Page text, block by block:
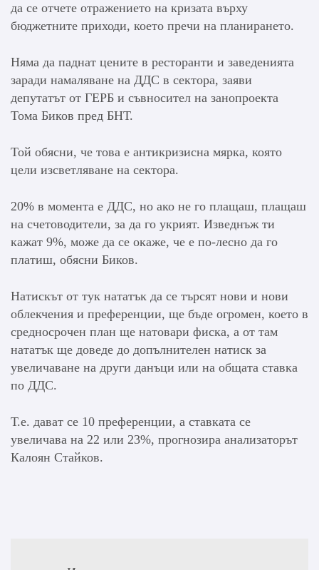
да се отчете отражението на кризата върху
бюджетните приходи, което пречи на планирането.
Няма да паднат цените в ресторанти и заведенията
заради намаляване на ДДС в сектора, заяви
депутатът от ГЕРБ и съвносител на занопроекта
Тома Биков пред БНТ.
Той обясни, че това е антикризисна мярка, която
цели изсветляване на сектора.
20% в момента е ДДС, но ако не го плащаш, плащаш
на счетоводители, за да го укрият. Изведнъж ти
кажат 9%, може да се окаже, че е по-лесно да го
платиш, обясни Биков.
Натискът от тук нататък да се търсят нови и нови
облекчения и преференции, ще бъде огромен, което в
средносрочен план ще натовари фиска, а от там
нататък ще доведе до допълнителен натиск за
увеличаване на други данъци или на общата ставка
по ДДС.
Т.е. дават се 10 преференции, а ставката се
увеличава на 22 или 23%, прогнозира анализаторът
Калоян Стайков.